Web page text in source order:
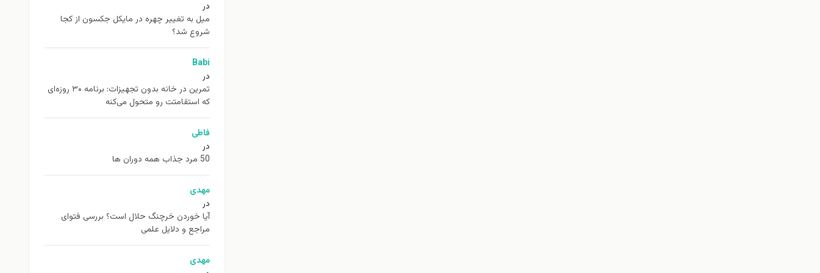
در
ميل به تغيير چهره در مایکل جکسون از كجا
شروع شد؟
Babi
در
تمرین در خانه بدون تجهیزات: برنامه ۳۰ روزه‌ای
که استقامتت رو متحول می‌کنه
فاطی
در
50 مرد جذاب همه دوران ها
مهدی
در
آیا خوردن خرچنگ حلال است؟ بررسی فتوای
مراجع و دلایل علمی
مهدی